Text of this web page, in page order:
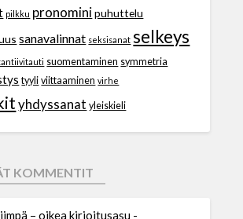
pilkku pronomini puhuttelu
sanavalinnat seksisanat selkeys
suomentaminen symmetria
tyyli viittaaminen virhe
yhdyssanat yleiskieli
KOMMENTIT
– oikea kirjoitusasu -